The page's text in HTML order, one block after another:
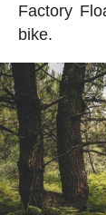
Factory
bike.